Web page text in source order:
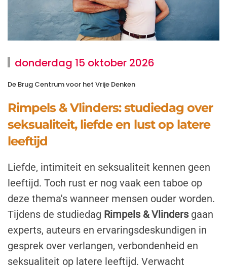
donderdag 15 oktober 2026
De Brug Centrum voor het Vrije Denken
Rimpels & Vlinders: studiedag over
seksualiteit, liefde en lust op latere
leeftijd
Liefde, intimiteit en seksualiteit kennen geen
leeftijd. Toch rust er nog vaak een taboe op
deze thema's wanneer mensen ouder worden.
Tijdens de studiedag Rimpels & Vlindersgaan
experts, auteurs en ervaringsdeskundigen in
gesprek over verlangen, verbondenheid en
seksualiteit op latere leeftijd. Verwacht